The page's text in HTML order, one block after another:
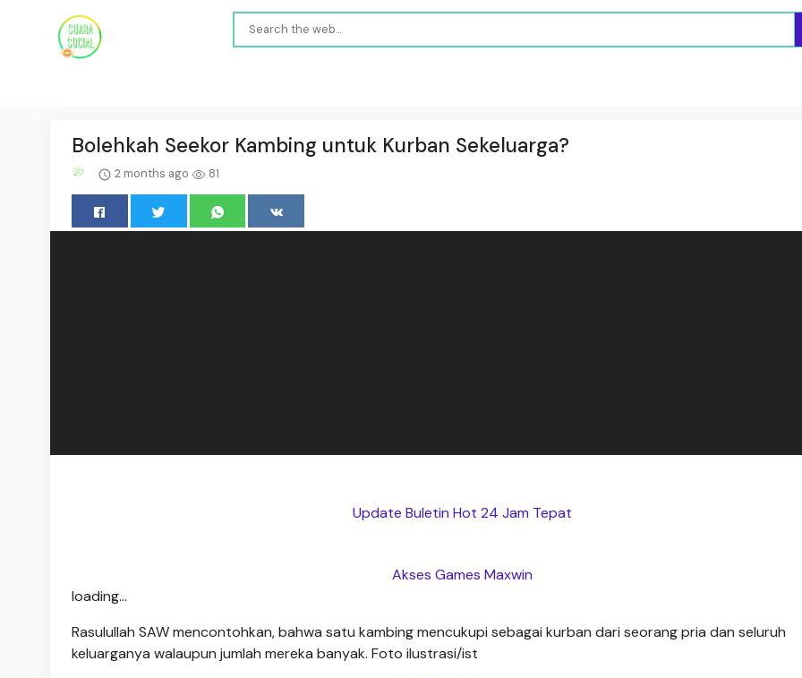
Bolehkah Seekor Kambing untuk Kurban Sekeluarga?
2 months ago 81
Update Buletin Hot 24 Jam Tepat
Akses Games Maxwin
loading...
Rasulullah SAW mencontohkan, bahwa satu kambing mencukupi sebagai kurban dari seorang pria dan seluruh
keluarganya walaupun jumlah mereka banyak. Foto ilustrasi/ist